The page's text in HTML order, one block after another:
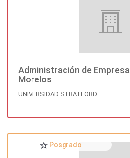
Administración de
Morelos
UNIVERSIDAD STRATFORD
Posgrado